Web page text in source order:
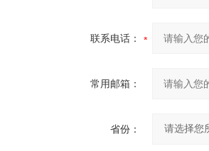
联系电话：
常用邮箱：
省份：